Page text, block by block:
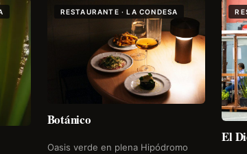
RESTAURANTE · LA CONDESA
Botánico
Oasis verde en plena Hipódromo
El